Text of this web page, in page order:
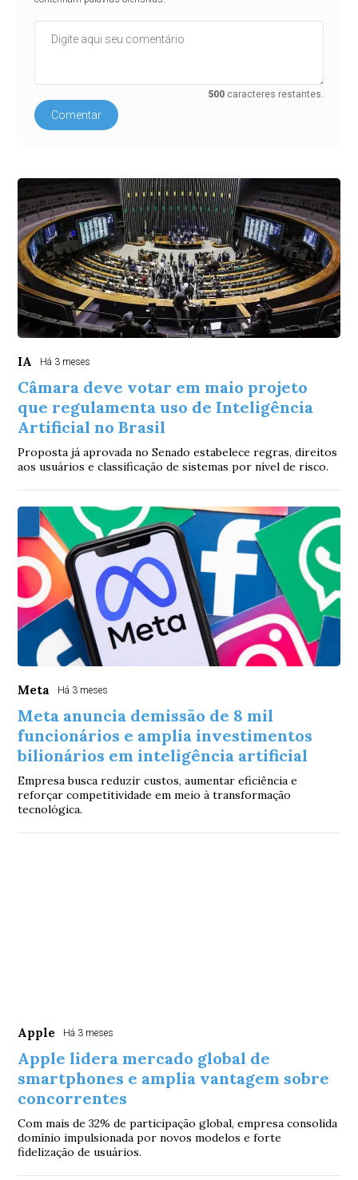
500 caracteres restantes.
Comentar
IA Há 3 meses
Câmara deve votar em maio projeto
que regulamenta uso de Inteligência
Artificial no Brasil
Proposta já aprovada no Senado estabelece regras, direitos
aos usuários e classificação de sistemas por nível de risco.
Meta Há 3 meses
Meta anuncia demissão de 8 mil
funcionários e amplia investimentos
bilionários em inteligência artificial
Empresa busca reduzir custos, aumentar eficiência e
reforçar competitividade em meio à transformação
tecnológica.
Apple Há 3 meses
Apple lidera mercado global de
smartphones e amplia vantagem sobre
concorrentes
Com mais de 32% de participação global, empresa consolida
domínio impulsionada por novos modelos e forte
fidelização de usuários.